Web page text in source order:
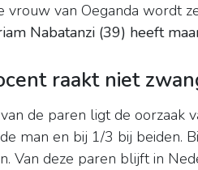
vrouw van Oeganda wordt
Nabatanzi (39) heeft
raakt niet
de paren ligt de oorzaak
man en bij 1/3 bij beiden.
Van deze paren blijft in